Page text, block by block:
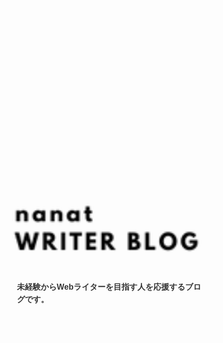
未経験からWebライターを目指す人を応援するブロ
グです。